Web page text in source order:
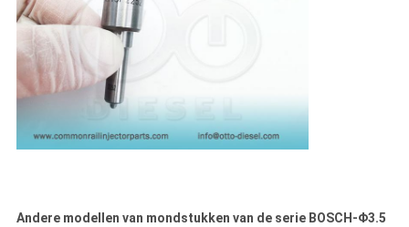
Andere modellen van mondstukken van de serie BOSCH-Φ3.5